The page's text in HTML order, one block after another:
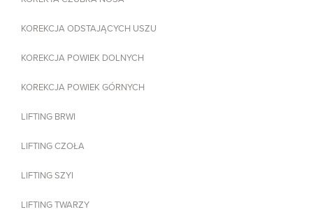
KOREKCJA ODSTAJĄCYCH USZU
KOREKCJA POWIEK DOLNYCH
KOREKCJA POWIEK GÓRNYCH
LIFTING BRWI
LIFTING CZOŁA
LIFTING SZYI
LIFTING TWARZY